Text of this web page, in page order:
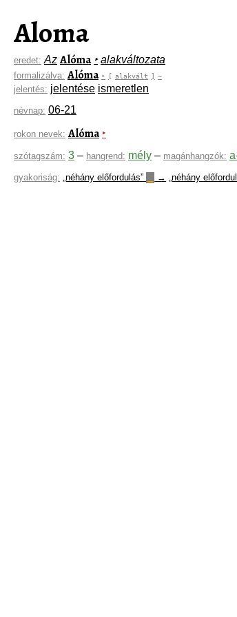
Aloma
eredet: Az Alóma ‣ alakváltozata
formalizálva: Alóma ‣ [ alakvált ] ~
jelentés: jelentése ismeretlen
névnap: 06-21
rokon nevek: Alóma ‣
szótagszám: 3 – hangrend: mély – magánhangzók:
gyakoriság: „néhány előfordulás” → „néhány